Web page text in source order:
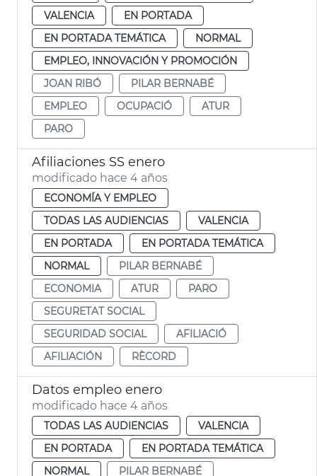
VALENCIA
EN PORTADA
EN PORTADA TEMÁTICA
NORMAL
EMPLEO, INNOVACIÓN Y PROMOCIÓN
JOAN RIBÓ
PILAR BERNABÉ
EMPLEO
OCUPACIÓ
ATUR
PARO
Afiliaciones SS enero
modificado hace 4 años
ECONOMÍA Y EMPLEO
TODAS LAS AUDIENCIAS
VALENCIA
EN PORTADA
EN PORTADA TEMÁTICA
NORMAL
PILAR BERNABÉ
ECONOMIA
ATUR
PARO
SEGURETAT SOCIAL
SEGURIDAD SOCIAL
AFILIACIÓ
AFILIACIÓN
RÈCORD
Datos empleo enero
modificado hace 4 años
TODAS LAS AUDIENCIAS
VALENCIA
EN PORTADA
EN PORTADA TEMÁTICA
NORMAL
PILAR BERNABÉ